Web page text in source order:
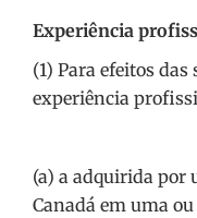
Experiência
(1) Para efeitos das
experiência
(a) a adquirida por
Canadá em uma